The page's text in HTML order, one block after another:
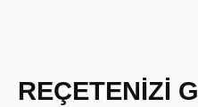
REÇETENİZİ